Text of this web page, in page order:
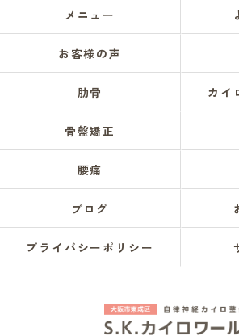
メニュー
お客様の声
肋骨 カイ
骨盤矯正
腰痛
ブログ
プライバシーポリシー